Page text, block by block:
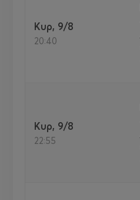
Κυρ, 9/8
20:40
Κυρ, 9/8
22:55